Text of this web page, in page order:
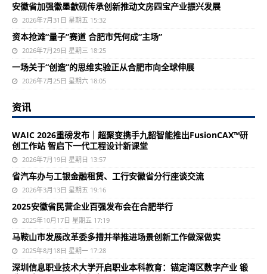
安徽省加强徽墨歙砚传承创新推动文房四宝产业振兴发展
2026年7月31日 星期五 15:32
资本抢滩“量子”赛道 合肥市凭何成“主场”
2026年7月29日 星期三 18:25
一场关于“创造”的思维实验正从合肥市向全球伸展
2026年7月25日 星期六 18:05
资讯
WAIC 2026重磅发布｜超聚变携手九韶智能推出FusionCAX™研
创工作站 智启下一代工程设计新课堂
2026年7月19日 星期日 13:57
省汽车办与工银金融租赁、工行安徽省分行座谈交流
2026年3月13日 星期五 19:16
2025安徽省民营企业百强发布会在合肥举行
2025年10月17日 星期五 17:19
马鞍山市发展改革委多措并举推进场景创新工作做深做实
2025年8月18日 星期一 17:28
深圳信息职业技术大学开启职业本科教育：锚定湾区数字产业 锻